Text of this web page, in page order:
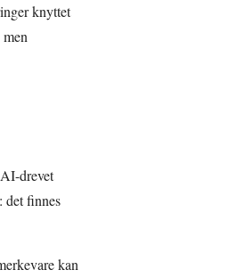
knyttet
drevet
det finnes
kan